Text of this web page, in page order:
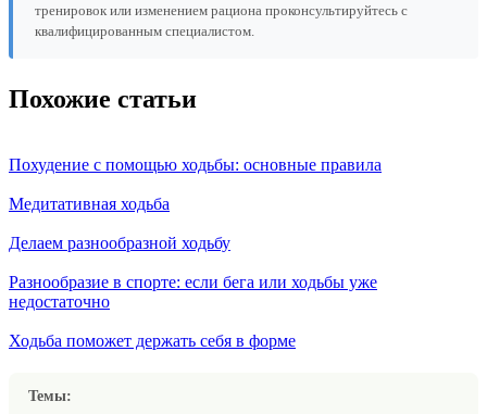
тренировок или изменением рациона проконсультируйтесь с
квалифицированным специалистом.
Похожие статьи
Похудение с помощью ходьбы: основные правила
Медитативная ходьба
Делаем разнообразной ходьбу
Разнообразие в спорте: если бега или ходьбы уже
недостаточно
Ходьба поможет держать себя в форме
Темы: